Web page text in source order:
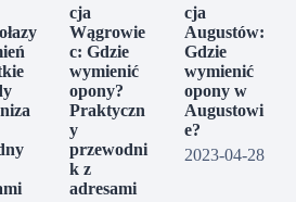
cja
Wągrowie
c: Gdzie
wymienić
opony?
Praktyczn
y
przewodni
k z
adresami
cja
Augustów:
Gdzie
wymienić
opony w
Augustowi
e?
2023-04-28